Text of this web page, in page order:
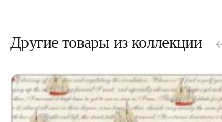
Другие товары из коллекции